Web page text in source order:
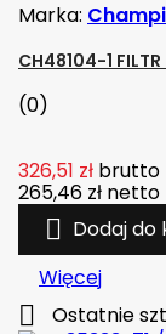
Marka:
CH48104-1
(0)
326,51 zł brutto
265,46 zł netto
 Dodaj do
Więcej
 Ostatnie